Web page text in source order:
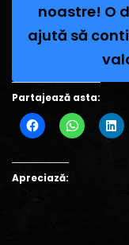
noastre! O
ajută să
Partajează asta:
Apreciază: